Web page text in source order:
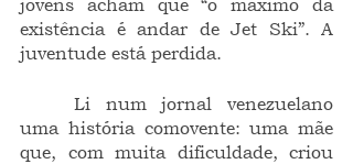
jovens acham que “o máximo da
existência é andar de Jet Ski”. A
juventude está perdida.
uma história comovente: uma mãe
que, com muita dificuldade, criou